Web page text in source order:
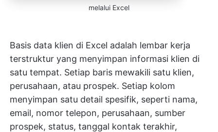
melalui Excel
Basis data klien di Excel adalah lembar kerja
terstruktur yang menyimpan informasi klien di
satu tempat. Setiap baris mewakili satu klien,
perusahaan, atau prospek. Setiap kolom
menyimpan satu detail spesifik, seperti nama,
email, nomor telepon, perusahaan, sumber
prospek, status, tanggal kontak terakhir,